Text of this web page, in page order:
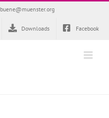
buene@muenster.org
Downloads Facebook